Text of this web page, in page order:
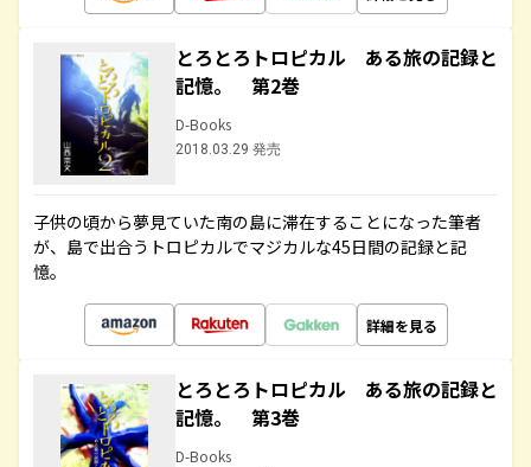
とろとろトロピカル ある旅の記録と
記憶。 第2巻
D-Books
2018.03.29 発売
子供の頃から夢見ていた南の島に滞在することになった筆者
が、島で出合うトロピカルでマジカルな45日間の記録と記
憶。
詳細を見る
とろとろトロピカル ある旅の記録と
記憶。 第3巻
D-Books